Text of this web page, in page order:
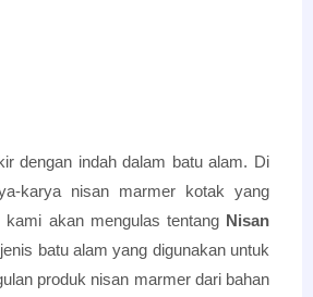
dengan indah dalam batu alam. Di
karya nisan marmer kotak yang
akan mengulas tentang Nisan
batu alam yang digunakan untuk
produk nisan marmer dari bahan